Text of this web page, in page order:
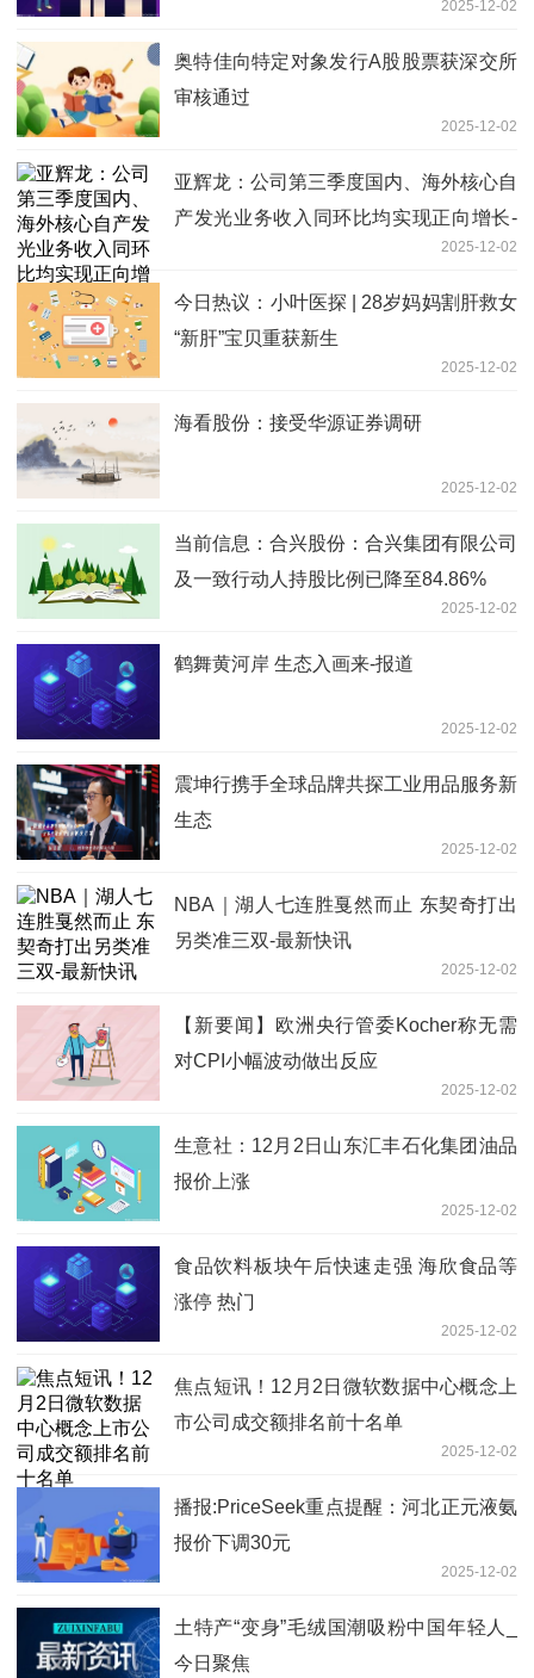
2025-12-02
奥特佳向特定对象发行A股股票获深交所
审核通过
2025-12-02
亚辉龙：公司第三季度国内、海外核心自
产发光业务收入同环比均实现正向增长-
2025-12-02
今日热议：小叶医探 | 28岁妈妈割肝救女
“新肝”宝贝重获新生
2025-12-02
海看股份：接受华源证券调研
2025-12-02
当前信息：合兴股份：合兴集团有限公司
及一致行动人持股比例已降至84.86%
2025-12-02
鹤舞黄河岸 生态入画来-报道
2025-12-02
震坤行携手全球品牌共探工业用品服务新
生态
2025-12-02
NBA｜湖人七连胜戛然而止 东契奇打出
另类准三双-最新快讯
2025-12-02
【新要闻】欧洲央行管委Kocher称无需
对CPI小幅波动做出反应
2025-12-02
生意社：12月2日山东汇丰石化集团油品
报价上涨
2025-12-02
食品饮料板块午后快速走强 海欣食品等
涨停 热门
2025-12-02
焦点短讯！12月2日微软数据中心概念上
市公司成交额排名前十名单
2025-12-02
播报:PriceSeek重点提醒：河北正元液氨
报价下调30元
2025-12-02
土特产“变身”毛绒国潮吸粉中国年轻人_
今日聚焦